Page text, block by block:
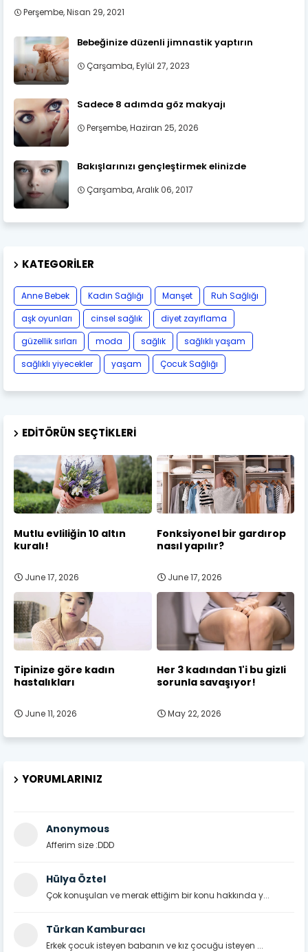
Perşembe, Nisan 29, 2021
Bebeğinize düzenli jimnastik yaptırın
Çarşamba, Eylül 27, 2023
Sadece 8 adımda göz makyajı
Perşembe, Haziran 25, 2026
Bakışlarınızı gençleştirmek elinizde
Çarşamba, Aralık 06, 2017
KATEGORILER
Anne Bebek Kadın Sağlığı Manşet
Ruh Sağlığı
aşk oyunları
cinsel sağlık
diyet zayıflama
güzellik sırları
moda sağlık
sağlıklı yaşam
sağlıklı yiyecekler
yaşam Çocuk Sağlığı
EDITÖRÜN SEÇTIKLERI
Mutlu evliliğin 10 altın
kuralı!
June 17, 2026
Fonksiyonel bir gardırop
nasıl yapılır?
June 17, 2026
Tipinize göre kadın
hastalıkları
June 11, 2026
Her 3 kadından 1'i bu gizli
sorunla savaşıyor!
May 22, 2026
YORUMLARINIZ
Anonymous
Afferim size :DDD
Hülya Öztel
Çok konuşulan ve merak ettiğim bir konu hakkında y...
Türkan Kamburacı
Erkek çocuk isteyen babanın ve kız çocuğu isteyen ...